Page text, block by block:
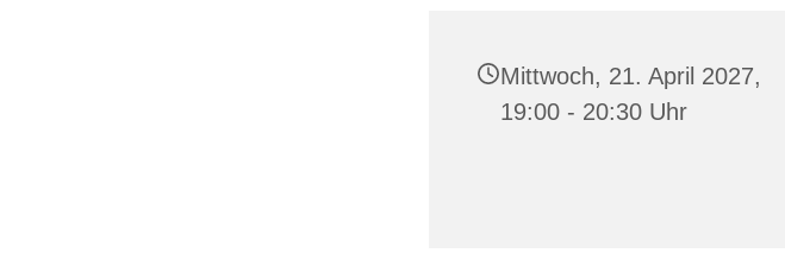
Mittwoch, 21. April 2027,
19:00 - 20:30 Uhr